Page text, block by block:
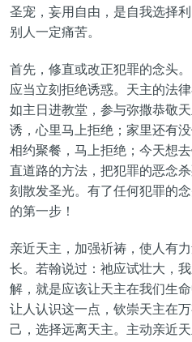
圣宠，妄用自由，是自我选择
别人一定痛苦。
首先，修直或改正犯罪的念头
应当立刻拒绝诱惑。天主的法
如主日进教堂，参与弥撒恭敬
诱，心里马上拒绝；家里还有
相约聚餐，马上拒绝；今天想
直道路的方法，把犯罪的恶念
刻散发圣光。有了任何犯罪的
的第一步！
亲近天主，加强祈祷，使人有
长。若翰说过：祂应试壮大，
解，就是应该让天主在我们生
让人认识这一点，钦崇天主在
己，选择远离天主。主动亲近